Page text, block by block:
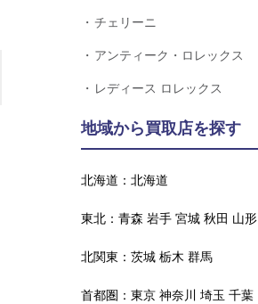
チェリーニ
アンティーク・ロレックス
レディース ロレックス
地域から買取店を探す
北海道： 北海道
東北： 青森 岩手 宮城 秋田 山形
北関東： 茨城 栃木 群馬
首都圏： 東京 神奈川 埼玉 千葉